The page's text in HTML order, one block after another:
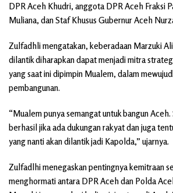
DPR Aceh Khudri, anggota DPR Aceh Fraksi
Muliana, dan Staf Khusus Gubernur Aceh
Zulfadhli mengatakan, keberadaan Marzuki
dilantik diharapkan dapat menjadi mitra
yang saat ini dipimpin Mualem, dalam
pembangunan.
“Mualem punya semangat untuk bangun Aceh.
berhasil jika ada dukungan rakyat dan juga
yang nanti akan dilantik jadi Kapolda,” ujarnya.
Zulfadlhi menegaskan pentingnya kemitraan
menghormati antara DPR Aceh dan Polda